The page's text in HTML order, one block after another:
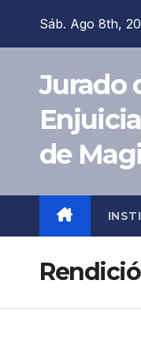
Sáb. Ago 8th,
Jurado
de